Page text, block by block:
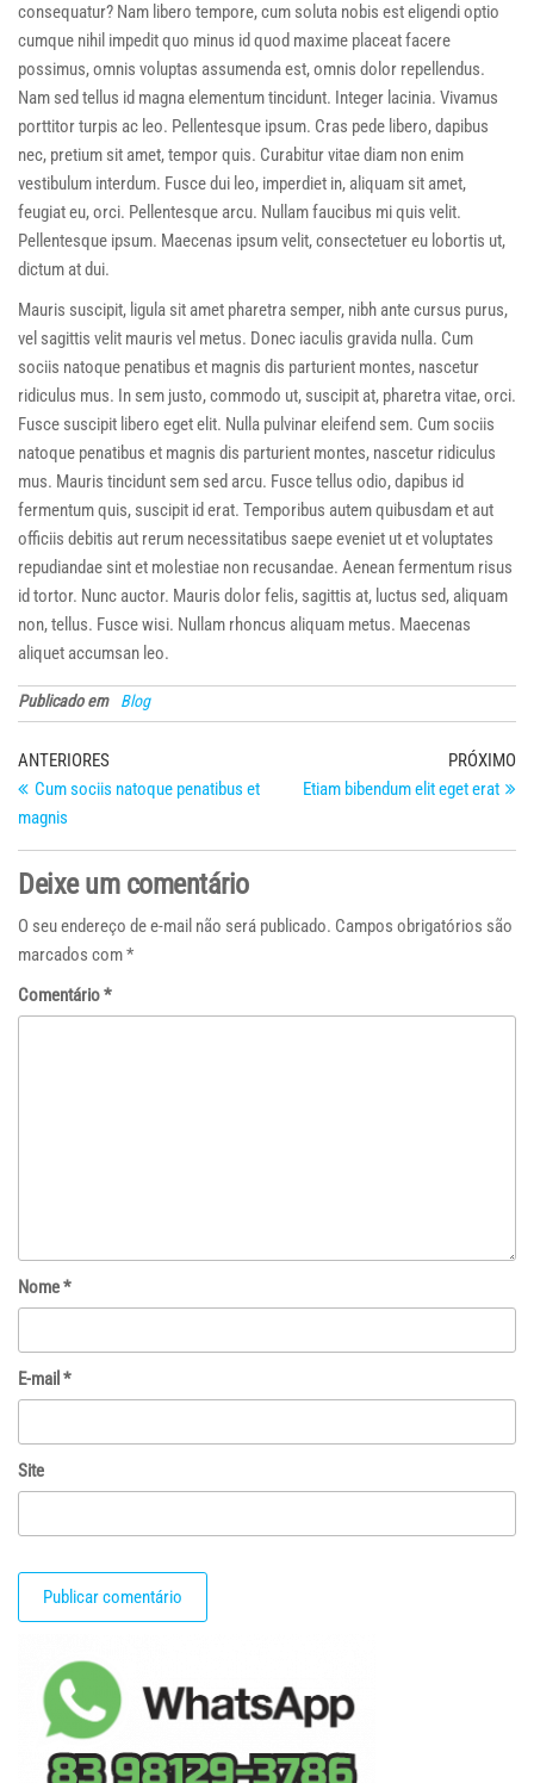
consequatur? Nam libero tempore, cum soluta nobis est eligendi optio
cumque nihil impedit quo minus id quod maxime placeat facere
possimus, omnis voluptas assumenda est, omnis dolor repellendus.
Nam sed tellus id magna elementum tincidunt. Integer lacinia. Vivamus
porttitor turpis ac leo. Pellentesque ipsum. Cras pede libero, dapibus
nec, pretium sit amet, tempor quis. Curabitur vitae diam non enim
vestibulum interdum. Fusce dui leo, imperdiet in, aliquam sit amet,
feugiat eu, orci. Pellentesque arcu. Nullam faucibus mi quis velit.
Pellentesque ipsum. Maecenas ipsum velit, consectetuer eu lobortis ut,
dictum at dui.
Mauris suscipit, ligula sit amet pharetra semper, nibh ante cursus purus,
vel sagittis velit mauris vel metus. Donec iaculis gravida nulla. Cum
sociis natoque penatibus et magnis dis parturient montes, nascetur
ridiculus mus. In sem justo, commodo ut, suscipit at, pharetra vitae, orci.
Fusce suscipit libero eget elit. Nulla pulvinar eleifend sem. Cum sociis
natoque penatibus et magnis dis parturient montes, nascetur ridiculus
mus. Mauris tincidunt sem sed arcu. Fusce tellus odio, dapibus id
fermentum quis, suscipit id erat. Temporibus autem quibusdam et aut
officiis debitis aut rerum necessitatibus saepe eveniet ut et voluptates
repudiandae sint et molestiae non recusandae. Aenean fermentum risus
id tortor. Nunc auctor. Mauris dolor felis, sagittis at, luctus sed, aliquam
non, tellus. Fusce wisi. Nullam rhoncus aliquam metus. Maecenas
aliquet accumsan leo.
Publicado em Blog
Navegação
de
Post
Post
anterior
ANTERIORES
Cum sociis natoque penatibus et
magnis
PRÓXIMO
Etiam bibendum elit eget erat
Deixe um comentário
O seu endereço de e-mail não será publicado. Campos obrigatórios são
marcados com*
Comentário*
Nome*
E-mail *
Site